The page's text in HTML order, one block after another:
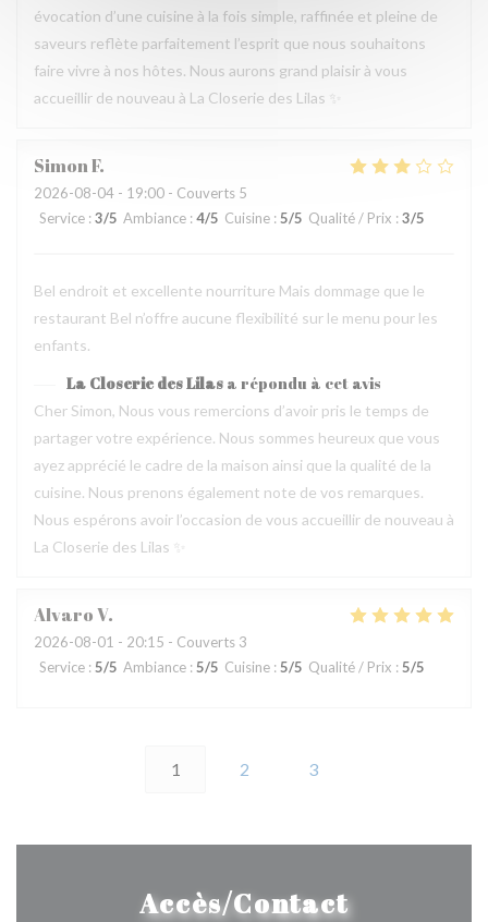
évocation d’une cuisine à la fois simple, raffinée et pleine de
saveurs reflète parfaitement l’esprit que nous souhaitons
faire vivre à nos hôtes. Nous aurons grand plaisir à vous
accueillir de nouveau à La Closerie des Lilas ✨
SimonF
2026-08-04 - 19:00 - Couverts 5
Service : 3/5 Ambiance : 4/5 Cuisine : 5/5 Qualité / Prix : 3/5
Bel endroit et excellente nourriture Mais dommage que le
restaurant Bel n’offre aucune flexibilité sur le menu pour les
enfants.
La Closerie des Lilas a répondu à cet avis
Cher Simon, Nous vous remercions d’avoir pris le temps de
partager votre expérience. Nous sommes heureux que vous
ayez apprécié le cadre de la maison ainsi que la qualité de la
cuisine. Nous prenons également note de vos remarques.
Nous espérons avoir l’occasion de vous accueillir de nouveau à
La Closerie des Lilas ✨
AlvaroV
2026-08-01 - 20:15 - Couverts 3
Service : 5/5 Ambiance : 5/5 Cuisine : 5/5 Qualité / Prix : 5/5
1 2 3
Accès/Contact